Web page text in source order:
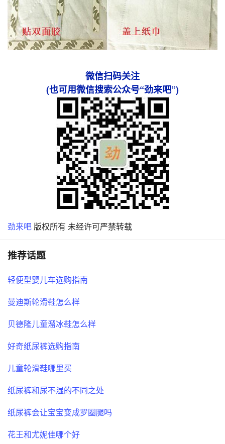
微信扫码关注
(也可用微信搜索公众号“劲来吧”)
劲来吧 版权所有 未经许可严禁转载
推荐话题
轻便型婴儿车选购指南
曼迪斯轮滑鞋怎么样
贝德隆儿童溜冰鞋怎么样
好奇纸尿裤选购指南
儿童轮滑鞋哪里买
纸尿裤和尿不湿的不同之处
纸尿裤会让宝宝变成罗圈腿吗
花王和尤妮佳哪个好